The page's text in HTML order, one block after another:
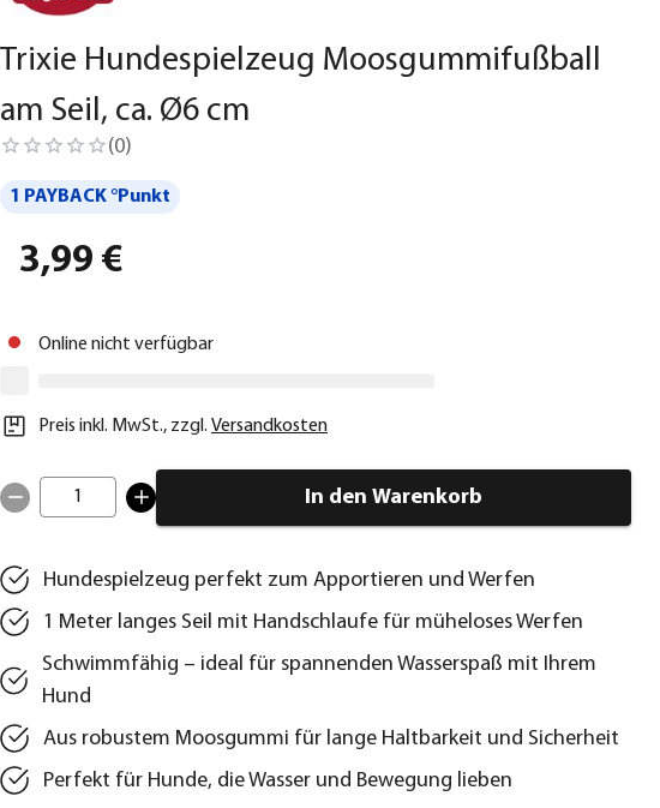
Trixie Hundespielzeug Moosgummifußball
am Seil, ca. Ø6 cm
(0)
1 PAYBACK °Punkt
3,99 €
Online nicht verfügbar
Preis inkl. MwSt., zzgl. Versandkosten
1 In den Warenkorb
Hundespielzeug perfekt zum Apportieren und Werfen
1 Meter langes Seil mit Handschlaufe für müheloses Werfen
Schwimmfähig – ideal für spannenden Wasserspaß mit Ihrem
Hund
Aus robustem Moosgummi für lange Haltbarkeit und Sicherheit
Perfekt für Hunde, die Wasser und Bewegung lieben